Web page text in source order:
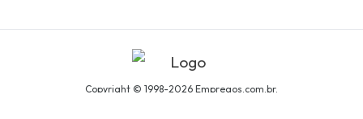
Copyright © 1998-2026 Empregos.com.br.